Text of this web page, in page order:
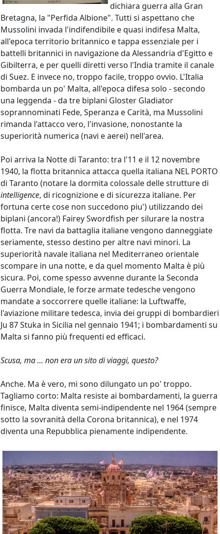
dichiara guerra alla Gran
Bretagna, la "Perfida Albione". Tutti si aspettano che
Mussolini invada l'indifendibile e quasi indifesa Malta,
all'epoca territorio britannico e tappa essenziale per i
battelli britannici in navigazione da Alessandria d'Egitto e
Gibilterra, e per quelli diretti verso l'India tramite il canale
di Suez. E invece no, troppo facile, troppo ovvio. L'Italia
bombarda un po' Malta, all'epoca difesa solo - secondo
una leggenda - da tre biplani Gloster Gladiator
soprannominati Fede, Speranza e Carità, ma Mussolini
rimanda l'attacco vero, l'invasione, nonostante la
superiorità numerica (navi e aerei) nell'area.
Poi arriva la Notte di Taranto: tra l'11 e il 12 novembre
1940, la flotta britannica attacca quella italiana NEL PORTO
di Taranto (notare la dormita colossale delle strutture di
intelligence, di ricognizione e di sicurezza italiane. Per
fortuna certe cose non succedono piu') utilizzando dei
biplani (ancora!) Fairey Swordfish per silurare la nostra
flotta. Tre navi da battaglia italiane vengono danneggiate
seriamente, stesso destino per altre navi minori. La
superiorità navale italiana nel Mediterraneo orientale
scompare in una notte, e da quel momento Malta è più
sicura. Poi, come spesso avvenne durante la Seconda
Guerra Mondiale, le forze armate tedesche vengono
mandate a soccorrere quelle italiane: la Luftwaffe,
l'aviazione militare tedesca, invia dei gruppi di bombardieri
Ju 87 Stuka in Sicilia nel gennaio 1941; i bombardamenti su
Malta si fanno più frequenti ed efficaci.
Scusa, ma ... non era un sito di viaggi, questo?
Anche. Ma è vero, mi sono dilungato un po' troppo.
Tagliamo corto: Malta resiste ai bombardamenti, la guerra
finisce, Malta diventa semi-indipendente nel 1964 (sempre
sotto la sovranità della Corona britannica), e nel 1974
diventa una Repubblica pienamente indipendente.